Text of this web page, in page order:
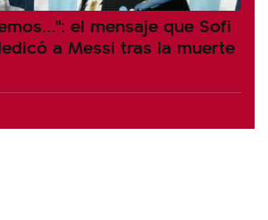
el mensaje que Sofi
a Messi tras la muerte